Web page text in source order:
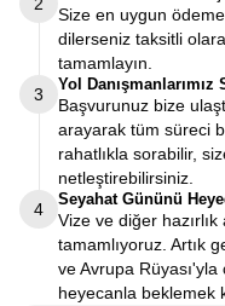
Size en uygun
dilerseniz taksitli
tamamlayın.
3
Yol
Başvurunuz bize
arayarak tüm süreci
rahatlıkla sorabilir,
netleştirebilirsiniz.
4
Seyahat Gününü
Vize ve diğer
tamamlıyoruz. Artık
ve Avrupa Rüyası'yla
heyecanla beklemek